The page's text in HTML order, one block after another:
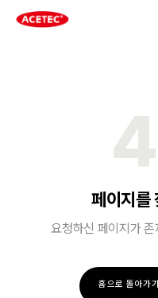
페이지를
요청하신 페이지가
홈으로 돌아가기